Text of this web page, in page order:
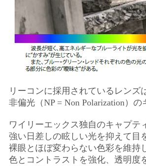
リーコンに採用されている レンズ
非偏光（NP = Non Polarization）
ワイリーエックス独自のキャプテ
強い日差しの眩しい光を抑えて目
裸眼とほぼ変わらない色彩を維持
色とコントラストを強化、透明度